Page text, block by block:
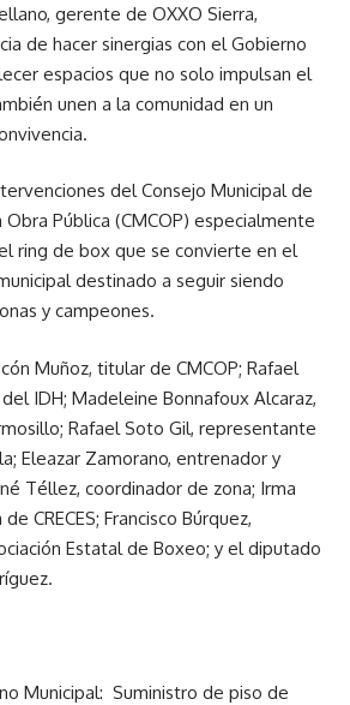
gerente de OXXO Sierra,
de hacer sinergias con el Gobierno
espacios que no solo impulsan el
unen a la comunidad en un
del Consejo Municipal de
Pública (CMCOP) especialmente
ring de box que se convierte en el
destinado a seguir siendo
y campeones.
Muñoz, titular de CMCOP; Rafael
IDH; Madeleine Bonnafoux Alcaraz,
Rafael Soto Gil, representante
Eleazar Zamorano, entrenador y
Téllez, coordinador de zona; Irma
CRECES; Francisco Búrquez,
Estatal de Boxeo; y el diputado
Municipal: Suministro de piso de